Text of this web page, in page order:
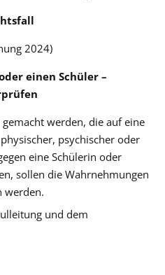
2024)
einen Schüler –
werden, die auf eine
psychischer oder
eine Schülerin oder
sollen die Wahrnehmungen
werden.
und dem